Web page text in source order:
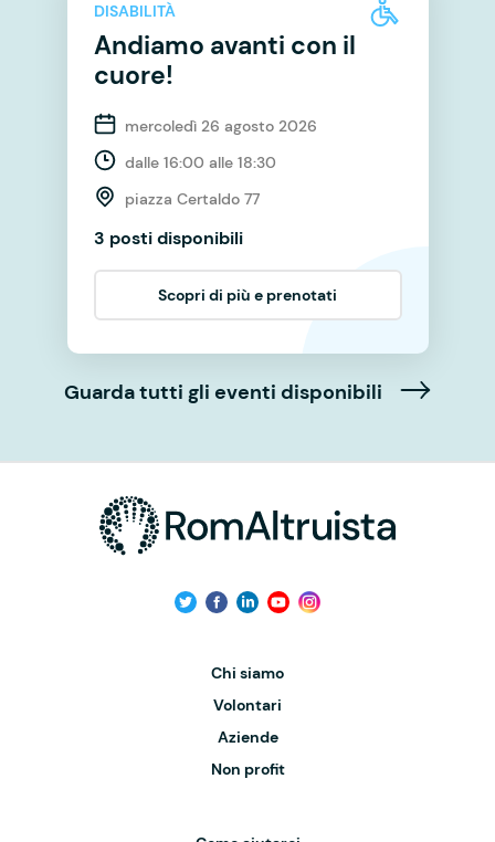
DISABILITÀ
Andiamo avanti con il
cuore!
mercoledì 26 agosto 2026
dalle 16:00 alle 18:30
piazza Certaldo 77
3 posti disponibili
Scopri di più e prenotati
Guarda tutti gli eventi disponibili
Chi siamo
Volontari
Aziende
Non profit